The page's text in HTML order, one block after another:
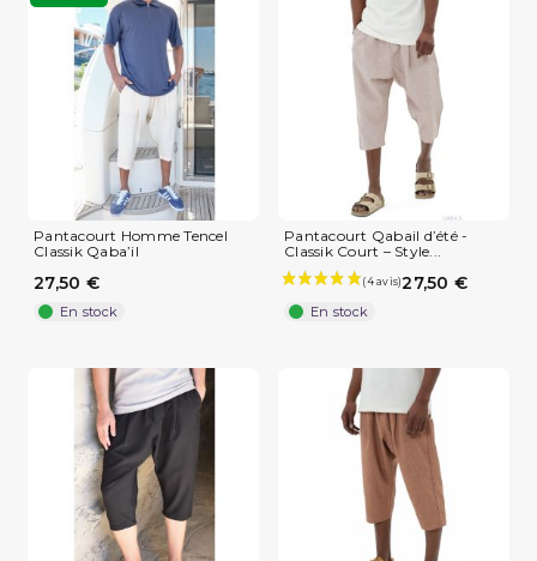
Pantacourt Homme Tencel
Classik Qaba’il
27,50 €
En stock
Pantacourt Qabail d’été -
Classik Court – Style...
27,50 €
En stock